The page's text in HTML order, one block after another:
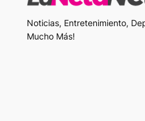
Noticias, Entretenimiento,
Mucho Más!